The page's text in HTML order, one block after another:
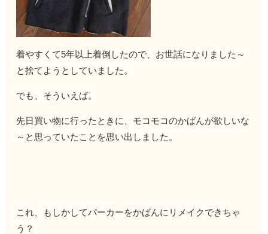
着やすくて5年以上着倒したので、お世話になりました～
と捨てようとしていました。
でも、そういえば。
先日買い物に行ったときに、モコモコのかばんが欲しいな
～と思っていたことを思い出しました。
これ、もしかしてパーカーをかばんにリメイクできちゃ
う？